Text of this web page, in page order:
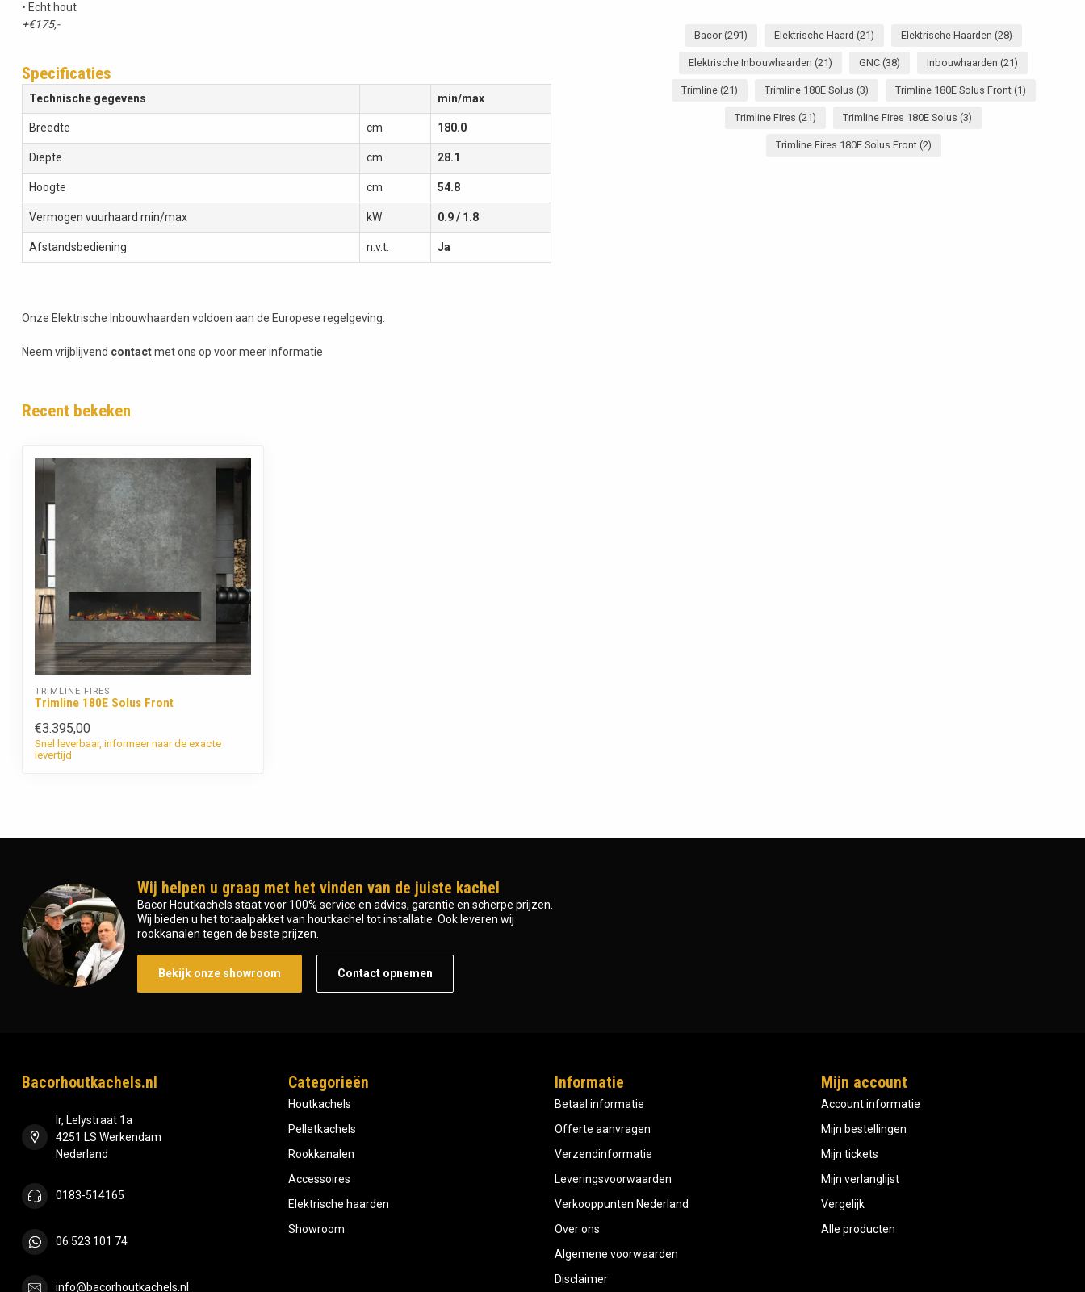
• Echt hout
+€175,-
Specificaties
Technische gegevens min/max
Breedte cm 180.0
Diepte cm 28.1
Hoogte cm 54.8
Vermogen vuurhaard min/max kW 0.9 / 1.8
Afstandsbediening n.v.t. Ja
Onze Elektrische Inbouwhaarden voldoen aan de Europese regelgeving.
Neem vrijblijvend contactmet ons op voor meer informatie
Bacor (291) Elektrische Haard (21) Elektrische Haarden (28)
Elektrische Inbouwhaarden (21) GNC (38) Inbouwhaarden (21)
Trimline (21) Trimline 180E Solus (3) Trimline 180E Solus Front (1)
Trimline Fires (21) Trimline Fires 180E Solus (3)
Trimline Fires 180E Solus Front (2)
Recent bekeken
TRIMLINE FIRES
Trimline 180E Solus Front
€3.395,00
Snel leverbaar, informeer naar de exacte
levertijd
Wij helpen u graag met het vinden van de juiste kachel
Bacor Houtkachels staat voor 100% service en advies, garantie en scherpe prijzen.
Wij bieden u het totaalpakket van houtkachel tot installatie. Ook leveren wij
rookkanalen tegen de beste prijzen.
Bekijk onze showroom Contact opnemen
Bacorhoutkachels.nl
Ir, Lelystraat 1a
4251 LS Werkendam
Nederland
0183-514165
06 523 101 74
info@bacorhoutkachels.nl
Categorieën
Houtkachels
Pelletkachels
Rookkanalen
Accessoires
Elektrische haarden
Showroom
Informatie
Betaal informatie
Offerte aanvragen
Verzendinformatie
Leveringsvoorwaarden
Verkooppunten Nederland
Over ons
Algemene voorwaarden
Disclaimer
Mijn account
Account informatie
Mijn bestellingen
Mijn tickets
Mijn verlanglijst
Vergelijk
Alle producten